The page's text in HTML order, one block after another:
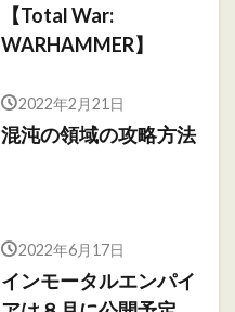
【Total War:
WARHAMMER】
2022年2月21日
混沌の領域の攻略方法
2022年6月17日
インモータルエンパイ